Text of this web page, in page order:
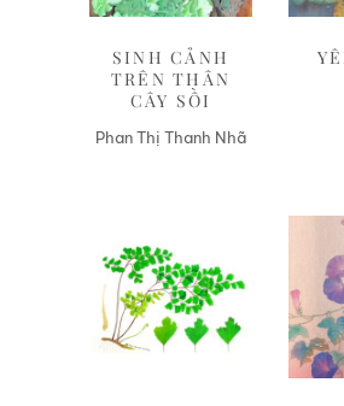
SINH CẢNH
TRÊN THÂN
CÂY SỒI
Phan Thị Thanh Nhã
Liên hệ